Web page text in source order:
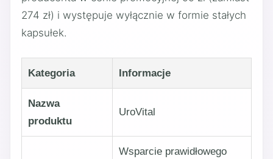
274 zł) i występuje wyłącznie w formie stałych
kapsułek.
Kategoria Informacje
Nazwa
produktu
UroVital
Wsparcie prawidłowego